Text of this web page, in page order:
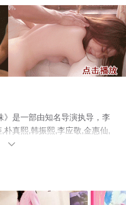
》是一部由知名导演执导，李
朴真熙,韩振熙,李应敬,金惠仙,
的韩国电视剧，手机免费观看
视猫或剧情网等平台了解。
